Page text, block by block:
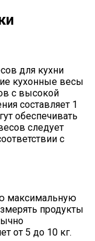
для кухни
кухонные весы
с высокой
составляет 1
обеспечивать
следует
с
максимальную
продукты
от 5 до 10 кг.